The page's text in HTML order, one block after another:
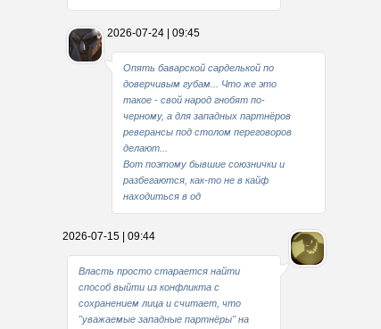
В свое время
2026-07-24 | 09:45
Опять баварской сарделькой по
доверчивым губам... Что же это
такое - свой народ гнобят по-
черному, а для западных партнёров
реверансы под столом переговоров
делают...
Вот поэтому бывшие союзнички и
разбегаются, как-то не в кайф
находиться в од
2026-07-15 | 09:44
Власть просто старается найти
способ выйти из конфликта с
сохранением лица и считает, что
"уважаемые западные партнёры" на